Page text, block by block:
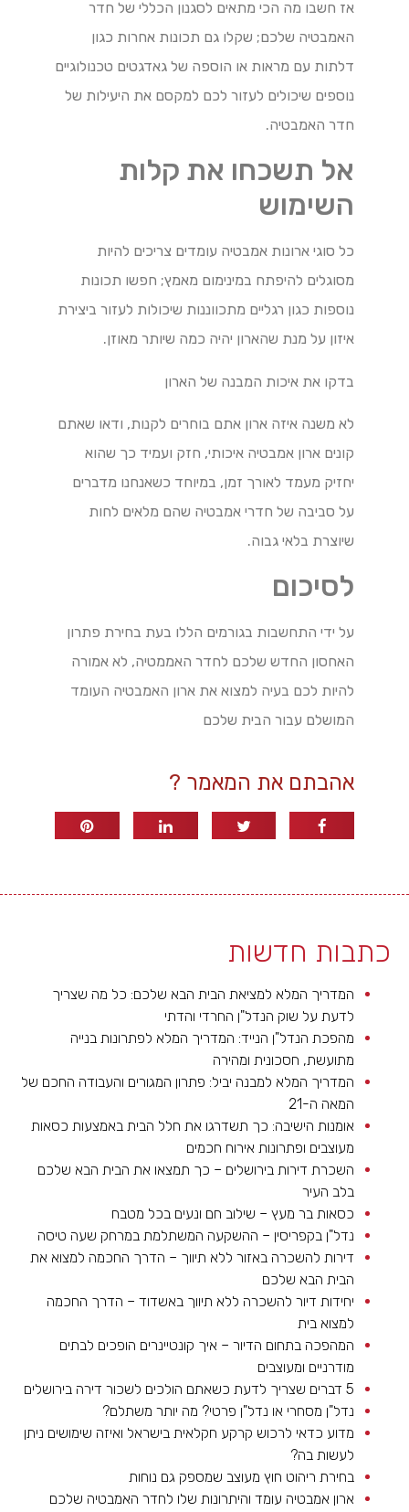
אז חשבו מה הכי מתאים לסגנון הכללי של חדר
האמבטיה שלכם; שקלו גם תכונות אחרות כגון
דלתות עם מראות או הוספה של גאדגטים טכנולוגיים
נוספים שיכולים לעזור לכם למקסם את היעילות של
חדר האמבטיה.
אל תשכחו את קלות
השימוש
כל סוגי ארונות אמבטיה עומדים צריכים להיות
מסוגלים להיפתח במינימום מאמץ; חפשו תכונות
נוספות כגון רגליים מתכווננות שיכולות לעזור ביצירת
איזון על מנת שהארון יהיה כמה שיותר מאוזן.
בדקו את איכות המבנה של הארון
לא משנה איזה ארון אתם בוחרים לקנות, ודאו שאתם
קונים ארון אמבטיה איכותי, חזק ועמיד כך שהוא
יחזיק מעמד לאורך זמן, במיוחד כשאנחנו מדברים
על סביבה של חדרי אמבטיה שהם מלאים לחות
שיוצרת בלאי גבוה.
לסיכום
על ידי התחשבות בגורמים הללו בעת בחירת פתרון
האחסון החדש שלכם לחדר האממטיה, לא אמורה
להיות לכם בעיה למצוא את ארון האמבטיה העומד
המושלם עבור הבית שלכם
אהבתם את המאמר ?
כתבות חדשות
המדריך המלא למציאת הבית הבא שלכם: כל מה שצריך
לדעת על שוק הנדל"ן החרדי והדתי
מהפכת הנדל"ן הנייד: המדריך המלא לפתרונות בנייה
מתועשת, חסכונית ומהירה
המדריך המלא למבנה יביל: פתרון המגורים והעבודה החכם של
המאה ה-21
אומנות הישיבה: כך תשדרגו את חלל הבית באמצעות כסאות
מעוצבים ופתרונות אירוח חכמים
השכרת דירות בירושלים – כך תמצאו את הבית הבא שלכם
בלב העיר
כסאות בר מעץ – שילוב חם ונעים בכל מטבח
נדל"ן בקפריסין – ההשקעה המשתלמת במרחק שעה טיסה
דירות להשכרה באזור ללא תיווך – הדרך החכמה למצוא את
הבית הבא שלכם
יחידות דיור להשכרה ללא תיווך באשדוד – הדרך החכמה
למצוא בית
המהפכה בתחום הדיור – איך קונטיינרים הופכים לבתים
מודרניים ומעוצבים
5 דברים שצריך לדעת כשאתם הולכים לשכור דירה בירושלים
נדל"ן מסחרי או נדל"ן פרטי? מה יותר משתלם?
מדוע כדאי לרכוש קרקע חקלאית בישראל ואיזה שימושים ניתן
לעשות בה?
בחירת ריהוט חוץ מעוצב שמספק גם נוחות
ארון אמבטיה עומד והיתרונות שלו לחדר האמבטיה שלכם